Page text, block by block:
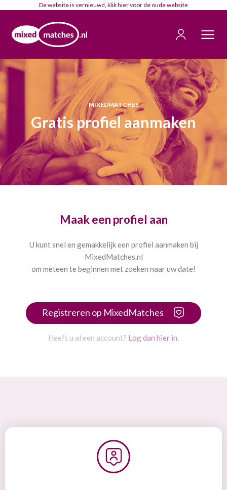
De website is vernieuwd, klikhiervoor de oude website
MIXEDMATCHES
Gratis profiel aanmaken
Maak een profiel aan
U kunt snel en gemakkelijk een profiel aanmaken bij
MixedMatches.nl
om meteen te beginnen met zoeken naar uw date!
Registreren op MixedMatches
Heeft u al een account? Log dan hier in.